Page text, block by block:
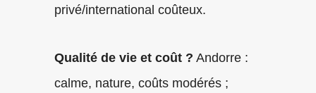
privé/international coûteux.
Qualité de vie et coût ? Andorre :
calme, nature, coûts modérés ;